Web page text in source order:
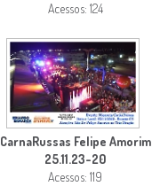
Acessos: 124
CarnaRussas Felipe Amorim
25.11.23-20
Acessos: 119